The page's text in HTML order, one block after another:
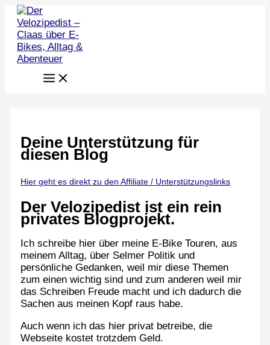
Zum
Inhalt
springen
Deine Unterstützung für
diesen Blog
Hier geht es direkt zu den Affiliate / Unterstützungslinks
Der Velozipedist ist ein rein
privates Blogprojekt.
Ich schreibe hier über meine E-Bike Touren, aus
meinem Alltag, über Selmer Politik und
persönliche Gedanken, weil mir diese Themen
zum einen wichtig sind und zum anderen weil mir
das Schreiben Freude macht und ich dadurch die
Sachen aus meinen Kopf raus habe.
Auch wenn ich das hier privat betreibe, die
Webseite kostet trotzdem Geld.